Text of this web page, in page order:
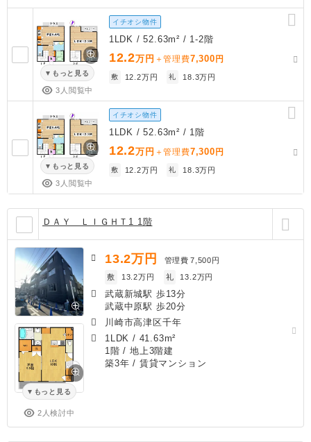
もっと見る
3人閲覧中
イチオシ物件
1LDK / 52.63m² / 1-2階
12.2万円 ＋管理費7,300 円
敷 12.2万円 礼 18.3万円
もっと見る
3人閲覧中
イチオシ物件
1LDK / 52.63m² / 1階
12.2万円 ＋管理費7,300 円
敷 12.2万円 礼 18.3万円
ＤＡＹ ＬＩＧＨＴ1 1階
もっと見る
2人検討中
13.2万円 管理費 7,500円
敷
13.2万円 礼 13.2万円
武蔵新城駅 歩13分
武蔵中原駅 歩20分
川崎市高津区千年
1LDK / 41.63m²
1階 / 地上3階建
築3年 / 賃貸マンション